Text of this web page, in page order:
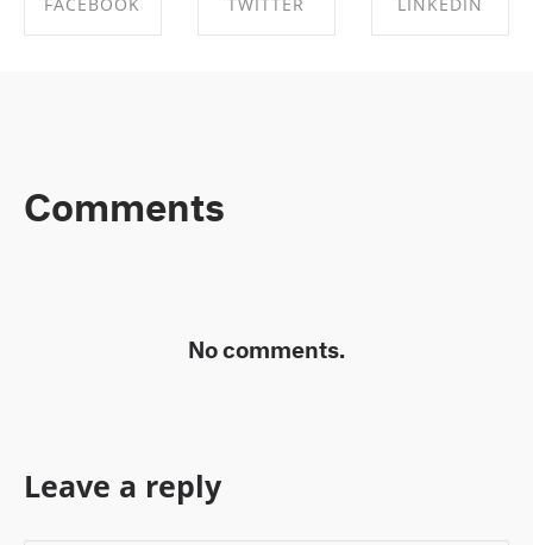
Comments
No comments.
Leave a reply